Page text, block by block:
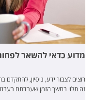
מדוע כדאי להשאר
רוצים לצבור ידע, ניסיון,
זה תלוי במשך הזמן שעבדתם